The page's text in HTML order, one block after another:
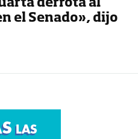
derrota al
el Senado», dijo